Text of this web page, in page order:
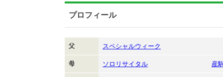
プロフィール
父 スペシャルウィーク
母 ソロリサイタル 産